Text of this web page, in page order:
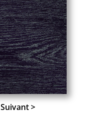
Suivant >